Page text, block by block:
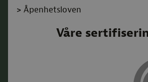
> Åpenhetsloven
Våre